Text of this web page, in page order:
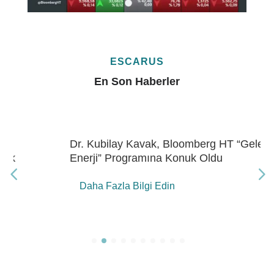
ESCARUS
En Son Haberler
Dr. Kubilay Kavak, Bloomberg HT “Gelecek
Enerji” Programına Konuk Oldu
Daha Fazla Bilgi Edin